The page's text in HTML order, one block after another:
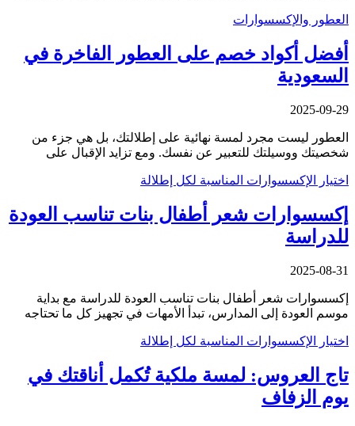
العطور والإكسسوارات
أفضل أكواد خصم على العطور الفاخرة في
السعودية
2025-09-29
العطور ليست مجرد لمسة نهائية على إطلالتك، بل هي جزء من
شخصيتك ووسيلتك للتعبير عن نفسك. ومع تزايد الإقبال على
اختيار الإكسسوارات المناسبة لكل إطلالة
إكسسوارات شعر أطفال بنات تناسب العودة
للدراسة
2025-08-31
إكسسوارات شعر أطفال بنات تناسب العودة للدراسة مع بداية
موسم العودة إلى المدارس، تبدأ الأمهات في تجهيز كل ما تحتاجه
اختيار الإكسسوارات المناسبة لكل إطلالة
تاج العروس: لمسة ملكية تُكمل أناقتك في
يوم الزفاف